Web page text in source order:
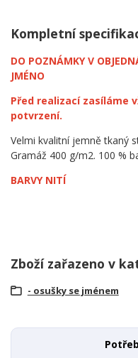
Kompletní
DO POZNÁMKY V
JMÉNO
Před realizací zasíláme
potvrzení.
Velmi kvalitní jemně tkaný
Gramáž 400 g/m2. 100 %
BARVY NITÍ
Zboží zařazeno v
- osušky se jménem